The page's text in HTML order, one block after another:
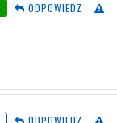
ODPOWIEDZ
ODPOWIEDZ